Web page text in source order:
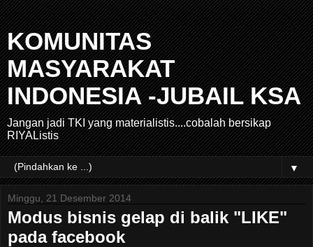
KOMUNITAS
MASYARAKAT
INDONESIA -JUBAIL KSA
Jangan jadi TKI yang materialistis....cobalah bersikap
RIYAListis
▼
Minggu, 21 Desember 2014
Modus bisnis gelap di balik "LIKE"
pada facebook